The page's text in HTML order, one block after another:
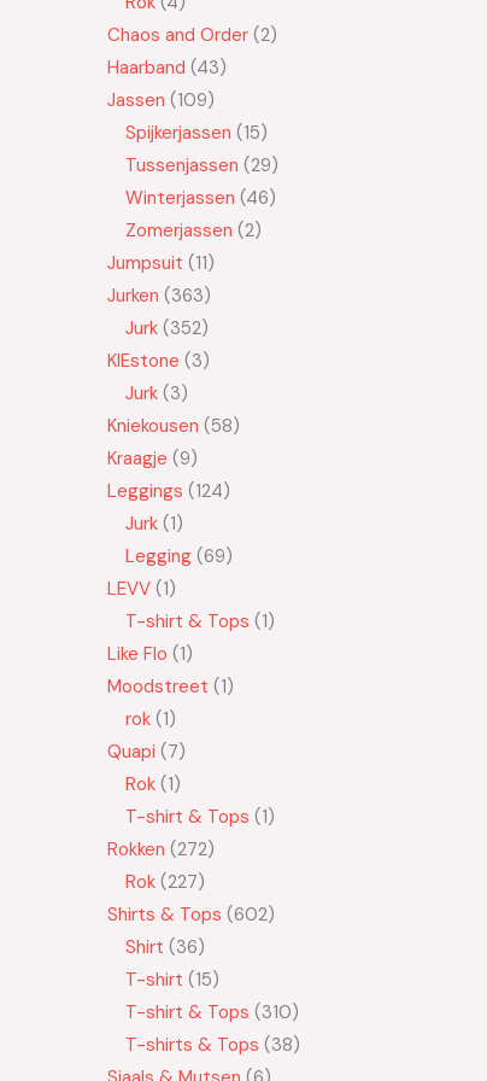
Chaos and Order 2
Haarband 43
Jassen 109
Spijkerjassen 15
Tussenjassen 29
Winterjassen 46
Zomerjassen 2
Jumpsuit 11
Jurken 363
Jurk 352
KIEstone 3
Jurk 3
Kniekousen 58
Kraagje 9
Leggings 124
Jurk 1
Legging 69
LEVV 1
T-shirt & Tops 1
Like Flo 1
Moodstreet 1
rok 1
Quapi 7
Rok 1
T-shirt & Tops 1
Rokken 272
Rok 227
Shirts & Tops 602
Shirt 36
T-shirt 15
T-shirt & Tops 310
T-shirts & Tops 38